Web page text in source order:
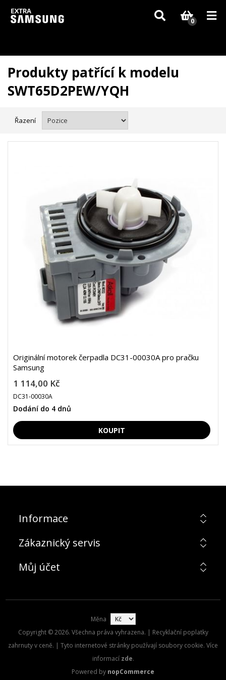
Vzhledem k aktuální situaci se může dodání dílů, které nejsou skladem,
zpozdit. Děkujeme za pochopení.
0
Produkty patřící k modelu
SWT65D2PEW/YQH
Řazení
Originální motorek čerpadla DC31-00030A pro pračku
Samsung
1 114,00 Kč
DC31-00030A
Dodání do 4 dnů
Informace
Zákaznický servis
Můj účet
Měna
Copyright © 2026. Všechna práva vyhrazena. | Recyklační poplatky
zahrnuty v ceně. | Tyto internetové stránky používají soubory cookie. Více
informací zde.
Powered by nopCommerce